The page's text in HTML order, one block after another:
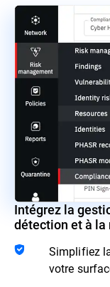
Intégrez la
détection et à la
Simplifiez
votre